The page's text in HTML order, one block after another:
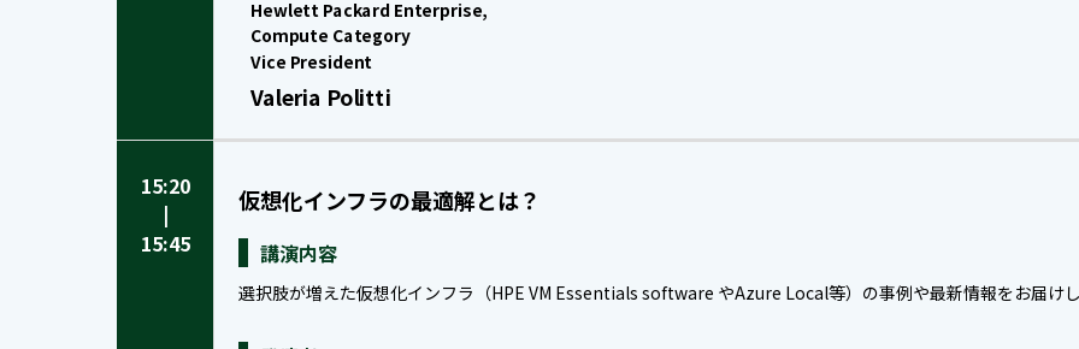
Hewlett Packard Enterprise,
Compute Category
Vice President
Valeria Politti
15:20
|
15:45
仮想化インフラの最適解とは？
講演内容
選択肢が増えた仮想化インフラ（HPE VM Essentials software やAzure Local等）の事例や最新情報をお届け